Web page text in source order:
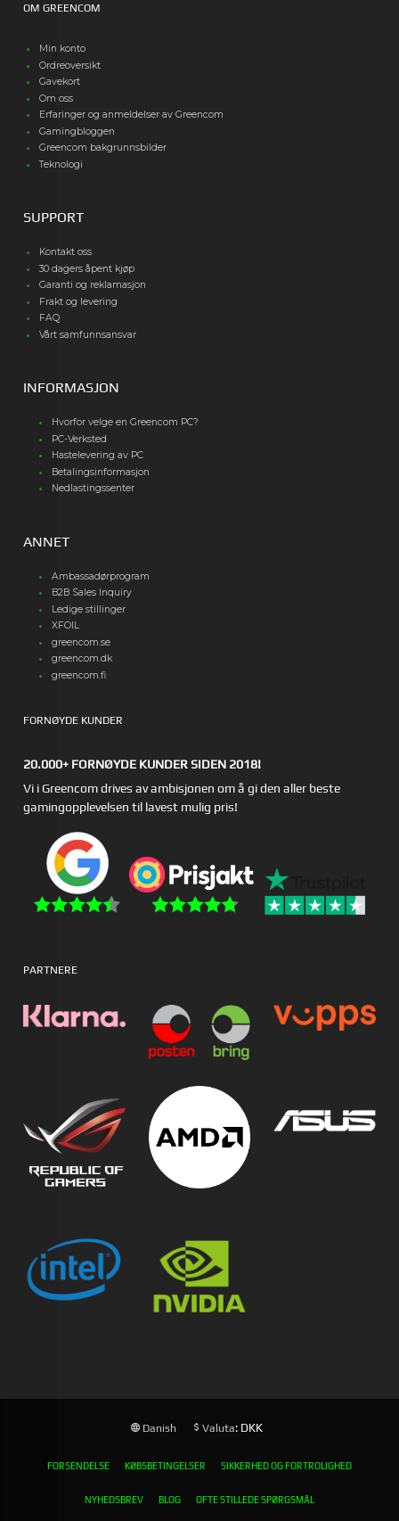
OM GREENCOM
Min konto
Ordreoversikt
Gavekort
Om oss
Erfaringer og anmeldelser av Greencom
Gamingbloggen
Greencom bakgrunnsbilder
Teknologi
SUPPORT
Kontakt oss
30 dagers åpent kjøp
Garanti og reklamasjon
Frakt og levering
FAQ
Vårt samfunnsansvar
INFORMASJON
Hvorfor velge en Greencom PC?
PC-Verksted
Hastelevering av PC
Betalingsinformasjon
Nedlastingssenter
ANNET
Ambassadørprogram
B2B Sales Inquiry
Ledige stillinger
XFOIL
greencom.se
greencom.dk
greencom.fi
FORNØYDE KUNDER
20.000+ FORNØYDE KUNDER SIDEN 2018!
Vi i Greencom drives av ambisjonen om å gi den aller beste
gamingopplevelsen til lavest mulig pris!
PARTNERE
Danish Valuta: DKK
FORSENDELSE KØBSBETINGELSER SIKKERHED OG FORTROLIGHED
NYHEDSBREV BLOG OFTE STILLEDE SPØRGSMÅL